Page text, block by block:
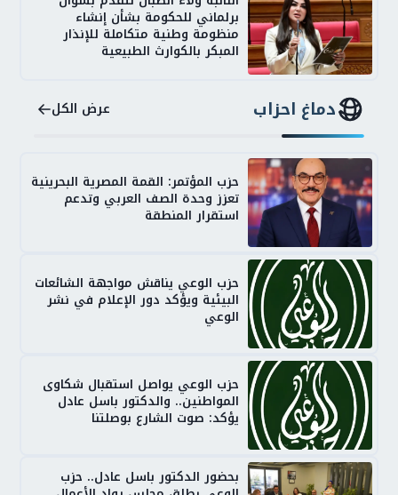
برلماني للحكومة بشأن إنشاء
منظومة وطنية متكاملة للإنذار
المبكر بالكوارث الطبيعية
دماغ احزاب عرض الكل
حزب المؤتمر: القمة المصرية البحرينية
تعزز وحدة الصف العربي وتدعم
استقرار المنطقة
حزب الوعي يناقش مواجهة الشائعات
البيئية ويؤكد دور الإعلام في نشر
الوعي
حزب الوعي يواصل استقبال شكاوى
المواطنين.. والدكتور باسل عادل
يؤكد: صوت الشارع بوصلتنا
بحضور الدكتور باسل عادل.. حزب